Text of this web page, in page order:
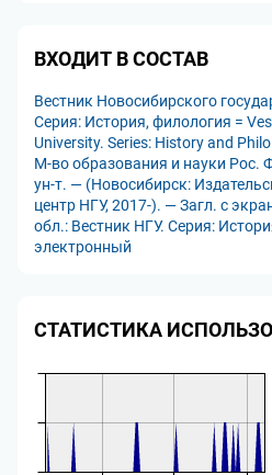
ВХОДИТ В СОСТАВ
Вестник Новосибирского
Серия: История, филология =
University. Series: History and
М-во образования и науки Рос.
ун-т. — (Новосибирск:
центр НГУ, 2017-). — Загл. с
обл.: Вестник НГУ. Серия:
электронный
СТАТИСТИКА